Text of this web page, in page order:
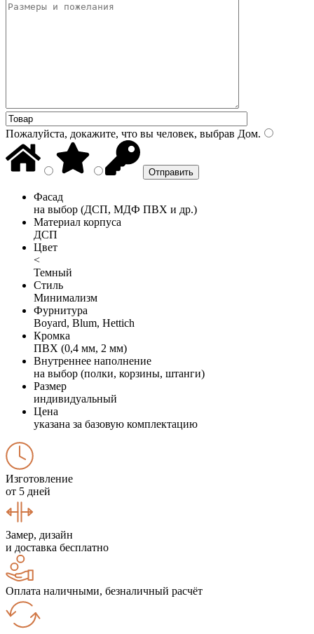
Пожалуйста, докажите, что вы человек, выбрав Дом.
Фасад
на выбор (ДСП, МДФ ПВХ и др.)
Материал корпуса
ДСП
Цвет
<
Темный
Стиль
Минимализм
Фурнитура
Boyard, Blum, Hettich
Кромка
ПВХ (0,4 мм, 2 мм)
Внутреннее наполнение
на выбор (полки, корзины, штанги)
Размер
индивидуальный
Цена
указана за базовую комплектацию
Изготовление
от 5 дней
Замер, дизайн
и доставка бесплатно
Оплата наличными, безналичный расчёт